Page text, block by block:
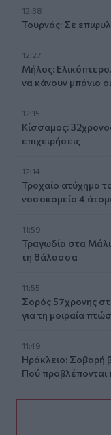
12:38
Τουρνάς: Σε
12:27
Μήλος:
να κάνουν μπάνιο
12:15
Κίσσαμος:
επιχειρήσεις
12:14
Τροχαίο ατύχημα
νοσοκομείο 4
11:59
Τραγωδία στα
τη θάλασσα
11:55
Σορός 57χρονης
για τη μοιραία
11:49
Ηράκλειο: Σοβαρή
Πού